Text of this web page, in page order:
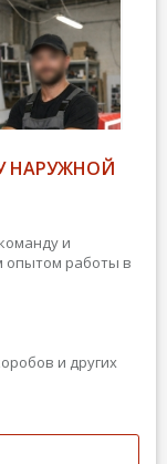
НАРУЖНОЙ
и
опытом работы в
и других